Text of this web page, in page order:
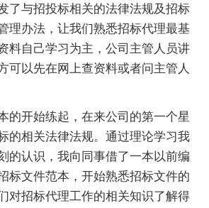
了与招投标相关的法律法规及招标
理办法，让我们熟悉招标代理最基
料自己学习为主，公司主管人员讲
可以先在网上查资料或者问主管人
开始练起，在来公司的第一个星
的相关法律法规。通过理论学习我
的认识，我向同事借了一本以前编
标文件范本，开始熟悉招标文件的
对招标代理工作的相关知识了解得